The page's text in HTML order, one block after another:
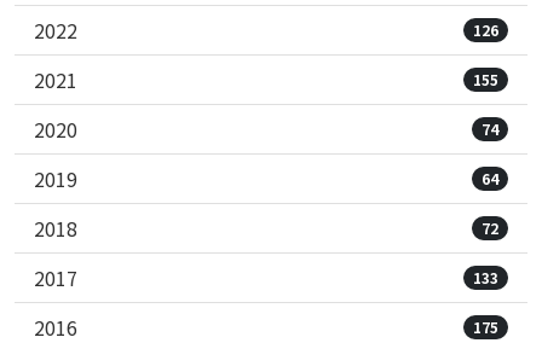
2022 126
2021 155
2020 74
2019 64
2018 72
2017 133
2016 175